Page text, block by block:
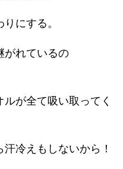
にする。
がれているの
が全て吸い取ってく
冷えもしないから！